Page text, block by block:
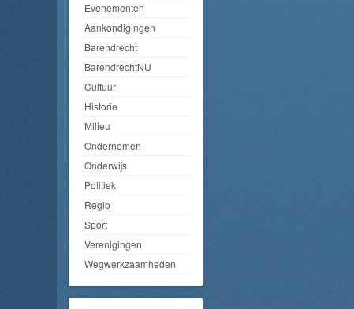
Evenementen
Aankondigingen
Barendrecht
BarendrechtNU
Cultuur
Historie
Milieu
Ondernemen
Onderwijs
Politiek
Regio
Sport
Verenigingen
Wegwerkzaamheden